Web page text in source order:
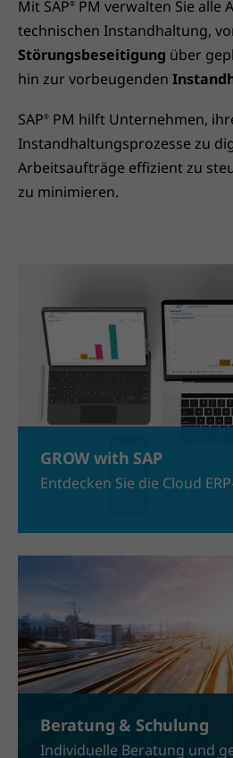
Mit SAP® PM verwalten Sie alle
technischen Instandhaltung,
Störungsbeseitigung über
hin zur vorbeugenden
SAP® PM hilft Unternehmen,
Instandhaltungsprozesse zu
Arbeitsaufträge effizient zu
zu minimieren.
GROW with SAP
Entdecken Sie die Cloud
Beratung & Schulung
Individuelle Beratung und